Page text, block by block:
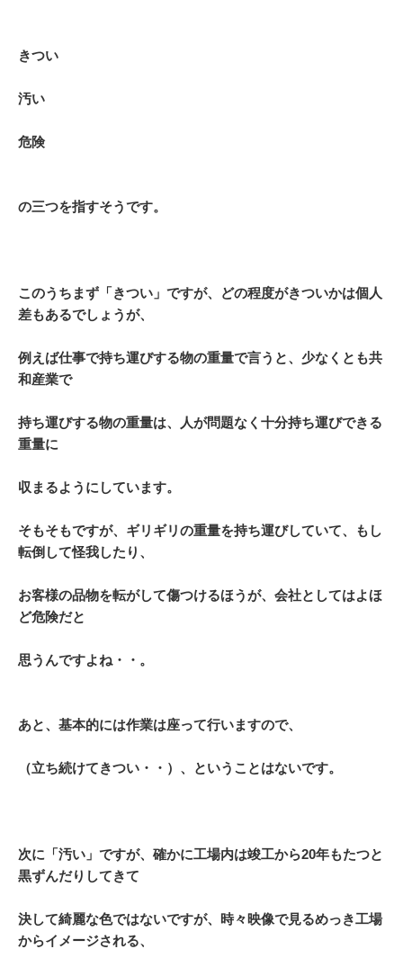
きつい
汚い
危険
の三つを指すそうです。
このうちまず「きつい」ですが、どの程度がきついかは個人
差もあるでしょうが、
例えば仕事で持ち運びする物の重量で言うと、 少なくとも共
和産業で
持ち運びする物の重量は、
人が問題なく十分持ち運びできる
重量に
収まるようにしています。
そもそもですが、ギリギリの重量を持ち運びしていて、もし
転倒して怪我したり、
お客様の品物を転がして傷つけるほうが、会社としてはよほ
ど危険だと
思うんですよね・・。
あと、基本的には作業は座って行いますので、
（立ち続けてきつい・・）、ということはないです。
次に「汚い」ですが、確かに工場内は竣工から20年もたつと
黒ずんだりしてきて
決して綺麗な色ではないですが、 時々映像で見るめっき工場
からイメージされる、